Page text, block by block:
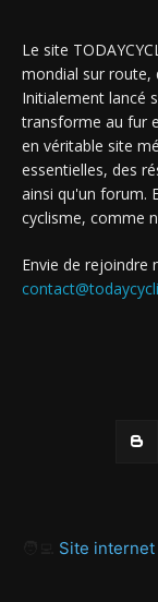
Le site
mondial sur route,
Initialement lancé
transforme au fur
en véritable site
essentielles, des
ainsi qu'un forum.
cyclisme, comme
Envie de rejoindre
Site